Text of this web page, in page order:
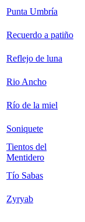
Punta Umbría
Recuerdo a patiño
Reflejo de luna
Rio Ancho
Río de la miel
Soniquete
Tientos del
Mentidero
Tío Sabas
Zyryab